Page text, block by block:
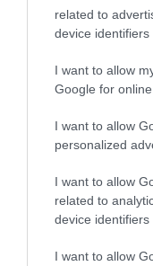
related to
device identifiers
I want to allow
Google for
I want to allow
personalized
I want to allow
related to
device identifiers
I want to allow
Dalla tv, alla brace.
raccogliere le follie
un ristorante...